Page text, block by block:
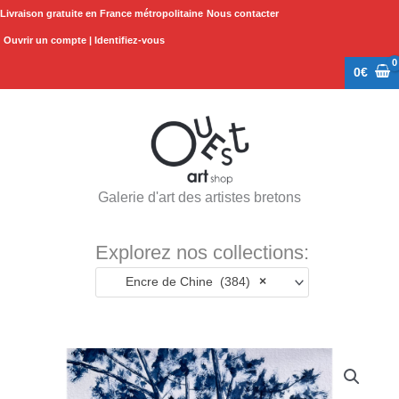
Aller
Livraison gratuite en France métropolitaine Nous contacter
Ouvrir un compte | Identifiez-vous
0€
Galerie d'art des artistes bretons
Explorez nos collections:
×
Encre de Chine (384)